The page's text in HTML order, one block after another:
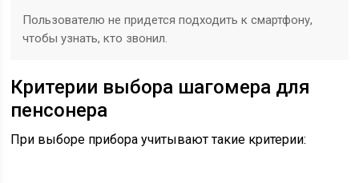
Пользователю не придется подходить к смартфону,
чтобы узнать, кто звонил.
Критерии выбора шагомера для
пенсонера
При выборе прибора учитывают такие критерии: